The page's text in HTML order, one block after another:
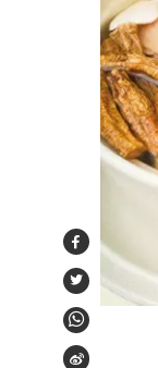
Facebook
Twitter
WhatsApp